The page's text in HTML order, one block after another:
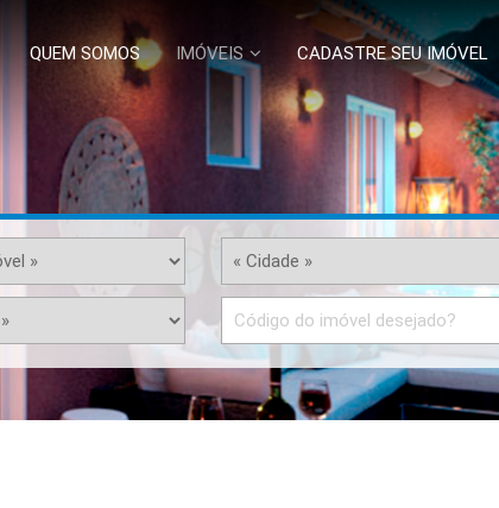
QUEM SOMOS IMÓVEIS CADASTRE SEU IMÓVEL